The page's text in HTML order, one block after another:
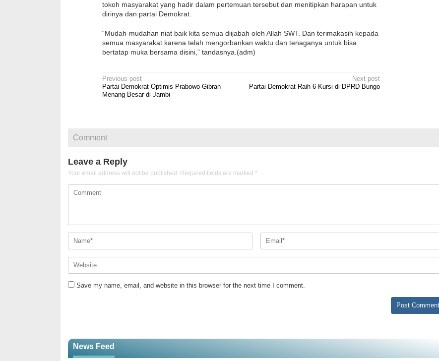
tokoh masyarakat yang hadir dalam pertemuan tersebut dan menitipkan harapan untuk
dirinya dan partai Demokrat.
“Mudah-mudahan niat baik kita semua diijabah oleh Allah SWT. Dan terimakasih kepada
semua masyarakat karena telah mengorbankan waktu dan tenaganya untuk bisa
bertatap muka bersama disini,” tandasnya.(adm)
Post
navigation
Previous post
Partai Demokrat Optimis Prabowo-Gibran
Menang Besar di Jambi
Next post
Partai Demokrat Raih 6 Kursi di DPRD Bungo
Comment
Leave a Reply
Your email address will not be published. Required fields are marked *
Save my name, email, and website in this browser for the next time I comment.
News Feed